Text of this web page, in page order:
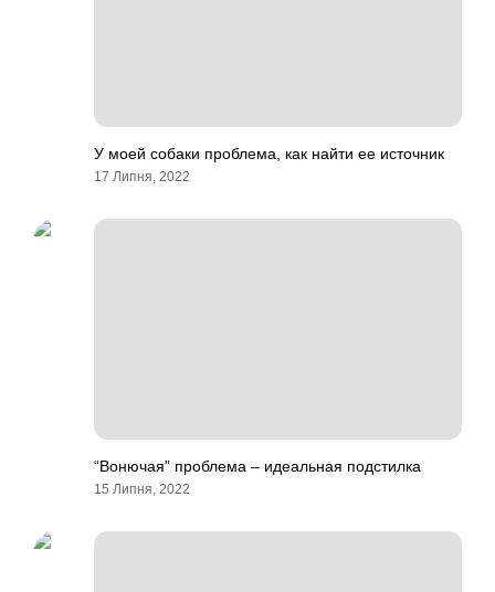
У моей собаки проблема, как найти ее источник
17 Липня, 2022
“Вонючая” проблема – идеальная подстилка
15 Липня, 2022